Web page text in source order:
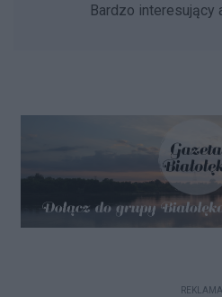
Bardzo interesujący
REKLAMA